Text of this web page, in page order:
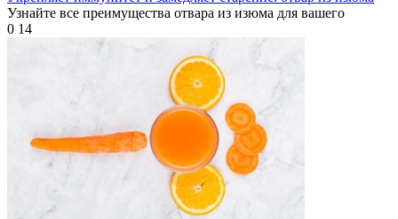
Узнайте все преимущества отвара из изюма для вашего
0 14